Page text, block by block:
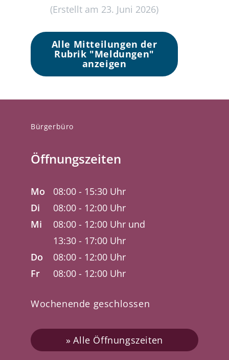
(Erstellt am 23. Juni 2026)
Alle Mitteilungen der
Rubrik "Meldungen"
anzeigen
Bürgerbüro
Öffnungszeiten
Mo
08:00 - 15:30 Uhr
Di
08:00 - 12:00 Uhr
Mi
08:00 - 12:00 Uhr und
13:30 - 17:00 Uhr
Do
08:00 - 12:00 Uhr
Fr
08:00 - 12:00 Uhr
Wochenende geschlossen
Alle Öffnungszeiten